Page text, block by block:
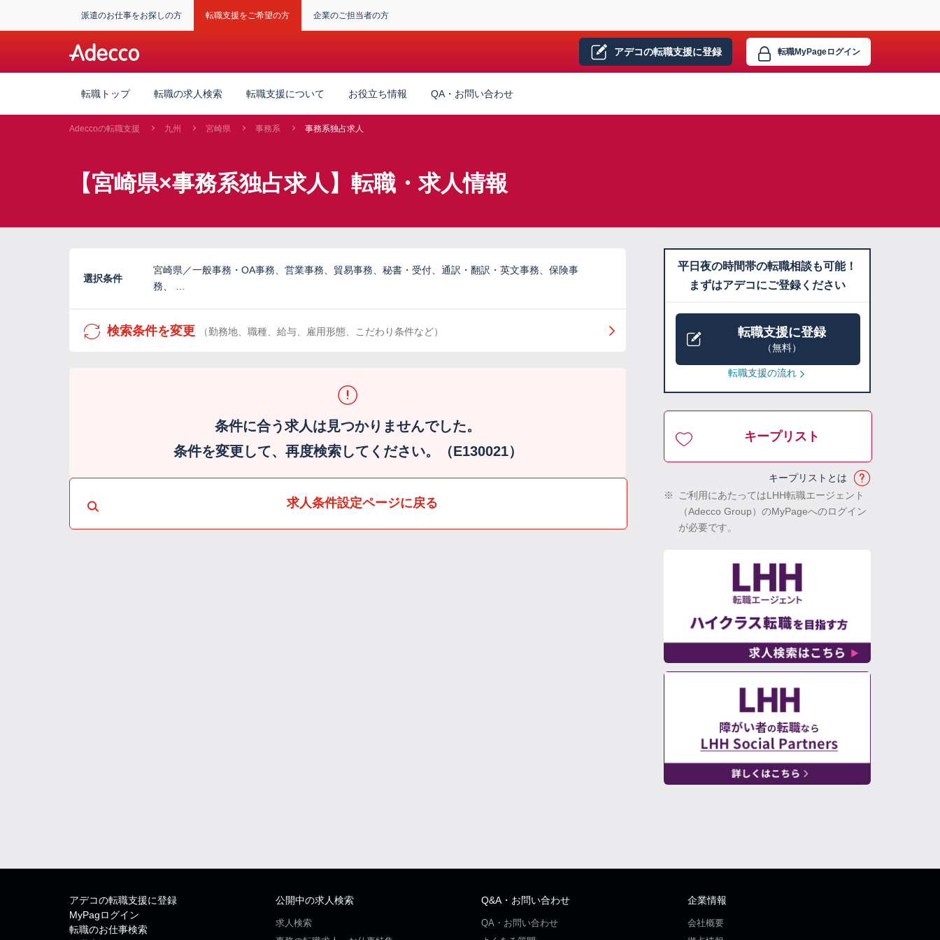
派遣のお仕事をお探しの方 転職支援をご希望の方 企業のご担当者の方
アデコの転職支援に登録 転職MyPageログイン
転職トップ 転職の求人検索 転職支援について お役立ち情報 QA・お問い合わせ
Adeccoの転職支援 九州 宮崎県 事務系 事務系独占求人
【宮崎県×事務系独占求人】転職・求人情報
選択条件
宮崎県／一般事務・OA事務、営業事務、貿易事務、秘書・受付、通訳・翻訳・英文事務、保険事
務、 …
検索条件を変更 （勤務地、職種、給与、雇用形態、こだわり条件など）
条件に合う求人は見つかりませんでした。
条件を変更して、再度検索してください。（E130021）
求人条件設定ページに戻る
平日夜の時間帯の転職相談も可能！
まずはアデコにご登録ください
転職支援に登録
（無料）
転職支援の流れ
キープリスト
キープリストとは
※
ご利用にあたってはLHH転職エージェント
（Adecco Group）のMyPageへのログイン
が必要です。
アデコの転職支援に登録
MyPagログイン
転職のお仕事検索
公開中の求人検索
求人検索
Q&A・お問い合わせ
QA・お問い合わせ
企業情報
会社概要